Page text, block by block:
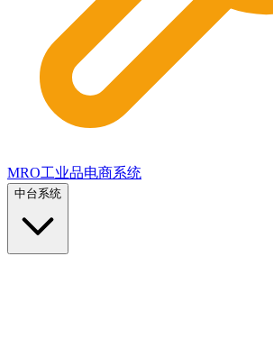
MRO工业品电商系统
中台系统